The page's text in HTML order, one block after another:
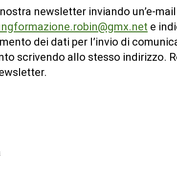
newsletter inviando un’e-
e
dei dati per l’invio di
scrivendo allo stesso indirizzo.